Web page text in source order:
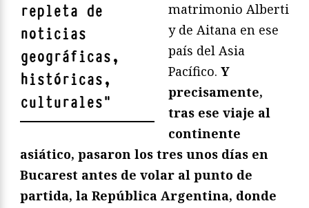
repleta de
noticias
geográficas,
históricas,
culturales"
matrimonio Alberti
y de Aitana en ese
país del Asia
Pacífico. Y
precisamente,
tras ese viaje al
continente
asiático, pasaron los tres unos días en
Bucarest antes de volar al punto de
partida, la República Argentina, donde